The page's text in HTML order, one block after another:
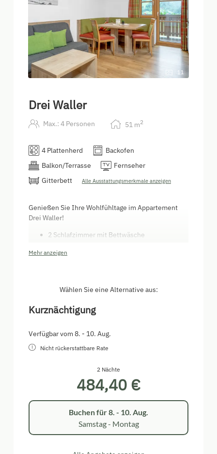
11
Drei Waller
Max.: 4 Personen 51 m2
4 Plattenherd
Backofen
Balkon/Terrasse
Fernseher
Gitterbett
Alle Ausstattungsmerkmale anzeigen
Genießen Sie Ihre Wohlfühltage im Appartement
Drei Waller!
2 Schlafzimmer mit Bettwäsche
Geschirrspüler, Kaffeemaschine,
Dusche/WC mit Handtücher
Balkon west- und nordseitig
Mehr anzeigen
Wählen Sie eine Alternative aus:
Kurznächtigung
Verfügbar vom 8. - 10. Aug.
Nicht rückerstattbare Rate
2 Nächte
484,40 €
Buchen für8. - 10. Aug.
Samstag - Montag